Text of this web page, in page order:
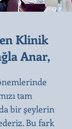
Klinik
Anar,
tam
bir şeylerin
Bu fark